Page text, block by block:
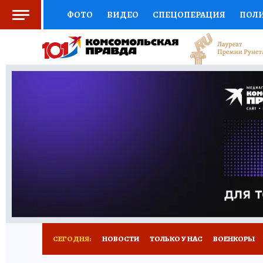
ФОТО ВИДЕО СПЕЦОПЕРАЦИЯ
СОЦПОДДЕРЖКА НАУКА СПОРТ
ВЫБОР ЭКСПЕРТОВ ДОКТОР
ПРОГНОЗЫ НА СПОРТ
НОВОЕ
СЕГОДНЯ: НОВОСТИ ТОЛЬКО У НАС ВОЕНКОРЫ